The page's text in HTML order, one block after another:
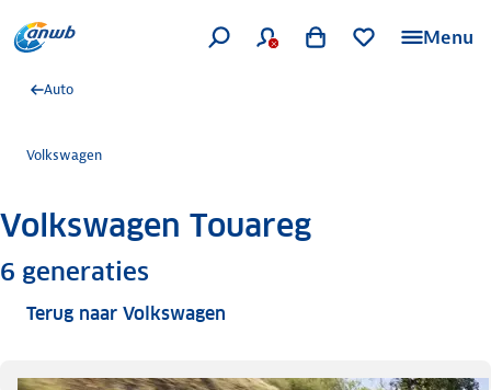
Menu
Auto
Volkswagen
Volkswagen Touareg
6 generaties
Terug naar Volkswagen